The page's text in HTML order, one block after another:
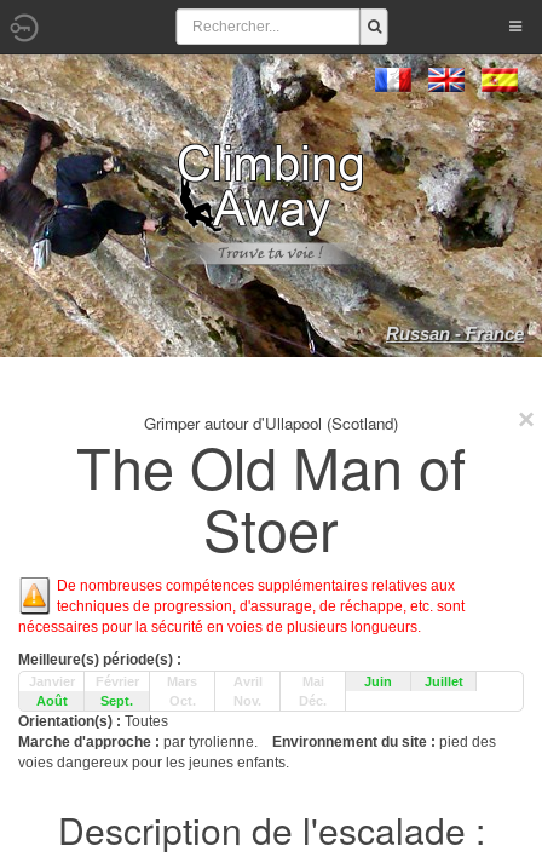
Russan - France
Grimper autour d'Ullapool (Scotland)
The Old Man of
Stoer
De nombreuses compétences supplémentaires relatives aux
techniques de progression, d'assurage, de réchappe, etc. sont
nécessaires pour la sécurité en voies de plusieurs longueurs.
Meilleure(s) période(s) :
Janvier Février Mars Avril Mai Juin
Juillet
Août
Sept. Oct. Nov. Déc.
Orientation(s) : Toutes
Marche d'approche : par tyrolienne. Environnement du site : pied des
voies dangereux pour les jeunes enfants.
Description de l'escalade :